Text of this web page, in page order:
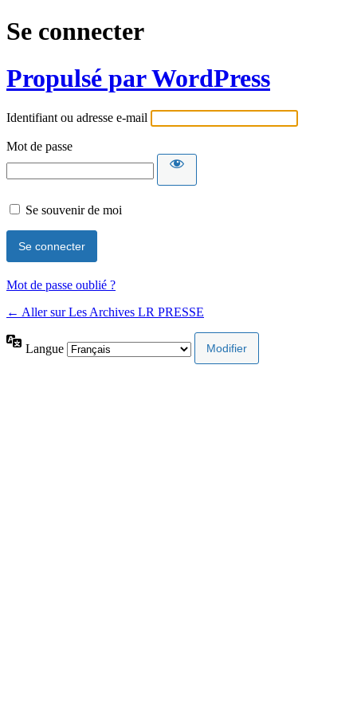
Se connecter
Propulsé par WordPress
Identifiant ou adresse e-mail
Mot de passe
Se souvenir de moi
Mot de passe oublié ?
← Aller sur Les Archives LR PRESSE
Langue